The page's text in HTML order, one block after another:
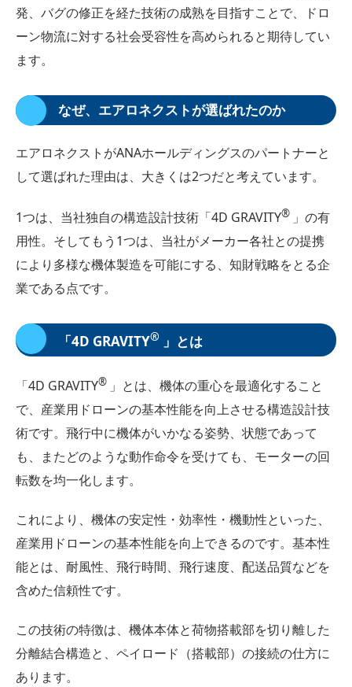
発、バグの修正を経た技術の成熟を目指すことで、ドロ
ーン物流に対する社会受容性を高められると期待してい
ます。
なぜ、エアロネクストが選ばれたのか
エアロネクストがANAホールディングスのパートナーと
して選ばれた理由は、大きくは2つだと考えています。
1つは、当社独自の構造設計技術「4D GRAVITY® 」の有
用性。そしてもう1つは、当社がメーカー各社との提携
により多様な機体製造を可能にする、知財戦略をとる企
業である点です。
「4D GRAVITY® 」とは
「4D GRAVITY® 」とは、機体の重心を最適化すること
で、産業用ドローンの基本性能を向上させる構造設計技
術です。飛行中に機体がいかなる姿勢、状態であって
も、またどのような動作命令を受けても、モーターの回
転数を均一化します。
これにより、機体の安定性・効率性・機動性といった、
産業用ドローンの基本性能を向上できるのです。基本性
能とは、耐風性、飛行時間、飛行速度、配送品質などを
含めた信頼性です。
この技術の特徴は、機体本体と荷物搭載部を切り離した
分離結合構造と、ペイロード（搭載部）の接続の仕方に
あります。